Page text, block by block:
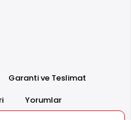
Garanti ve Teslimat
Yorumlar